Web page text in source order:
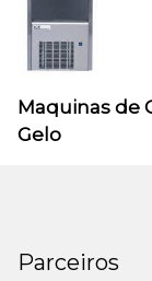
Maquinas de
Gelo
Parceiros